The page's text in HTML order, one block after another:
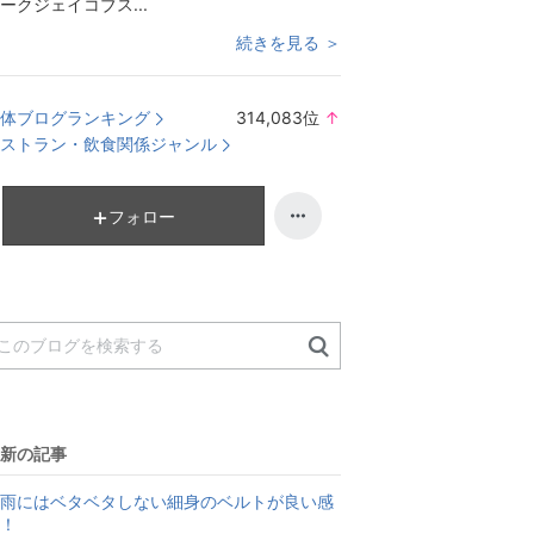
クジェイコブス...
続きを見る ＞
ブログランキング 314,083位 ↑
トラン・飲食関係ジャンル
フォロー
の記事
にはベタベタしない細身のベルトが良い感